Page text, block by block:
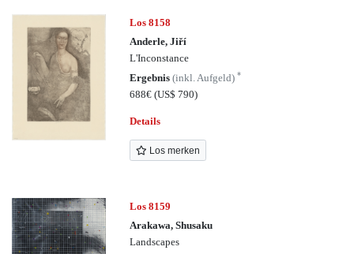
Los 8158
Anderle, Jiří
L'Inconstance
Ergebnis(inkl. Aufgeld)*
688€(US$ 790)
Details
Los merken
Los 8159
Arakawa, Shusaku
Landscapes